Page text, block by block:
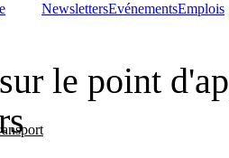
NewslettersEvénementsEmplois
le point